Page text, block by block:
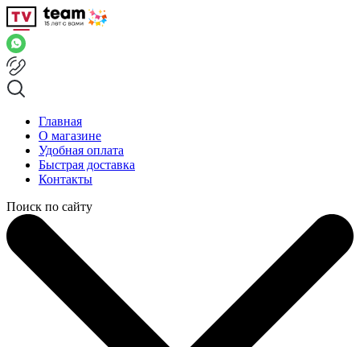
Главная
О магазине
Удобная оплата
Быстрая доставка
Контакты
Поиск по сайту